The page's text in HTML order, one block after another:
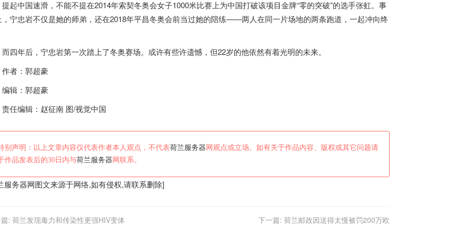
中国速滑，不能不提在2014年索契冬奥会女子1000米比赛上为中国打破该项目金牌“零的突破”的选手张虹。事
，宁忠岩不仅是她的师弟，还在2018年平昌冬奥会前当过她的陪练——两人在同一片场地的两条跑道，一起冲向终
年后，宁忠岩第一次踏上了冬奥赛场。或许有些许遗憾，但22岁的他依然有着光明的未来。
：郭超豪
：郭超豪
编辑：赵征南 图/视觉中国
别声明：以上文章内容仅代表作者本人观点，不代表荷兰服务器 网观点或立场。如有关于作品内容、版权或其它问题请
作品发表后的30日内与荷兰服务器 网联系。
服务器网图文来源于网络,如有侵权,请联系删除]
: 荷兰发现毒力和传染性更强HIV变体 下一篇: 荷兰邮政因送得太慢被罚200万欧